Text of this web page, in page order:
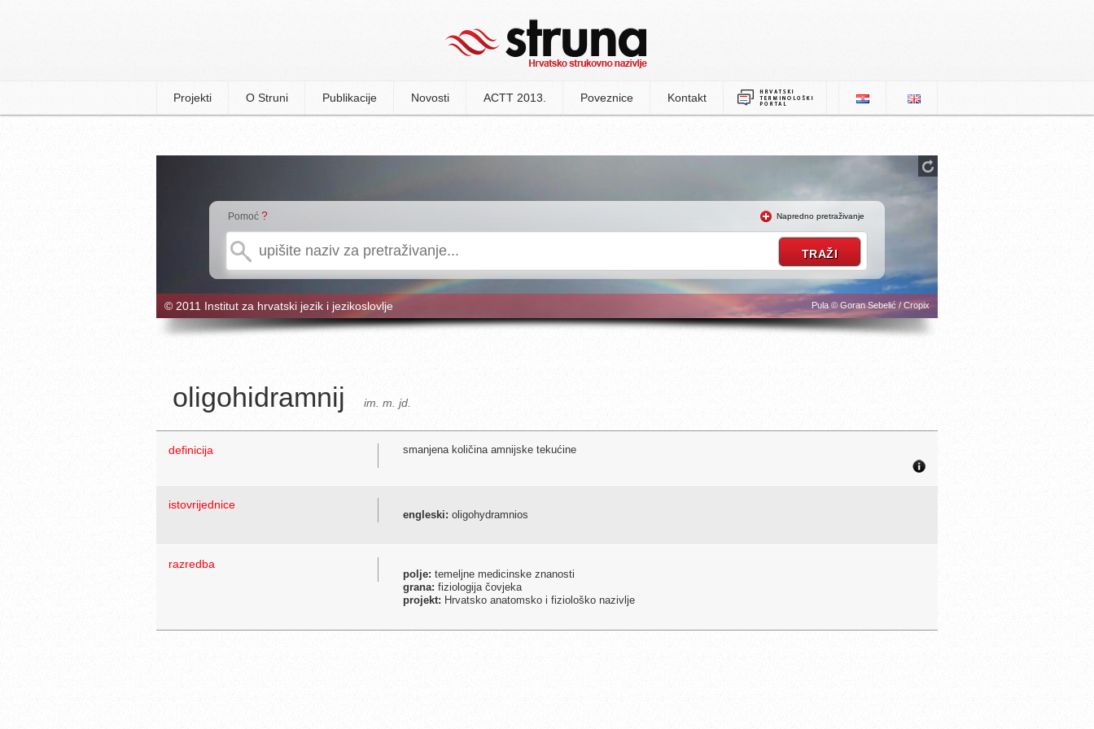
Projekti O Struni Publikacije Novosti ACTT 2013. Poveznice Kontakt
Pomoć ? Napredno pretraživanje
© 2011 Institut za hrvatski jezik i jezikoslovlje Pula © Goran Sebelić / Cropix
oligohidramnij im. m. jd.
definicija smanjena količina amnijske tekućine
istovrijednice
engleski: oligohydramnios
razredba
polje: temeljne medicinske znanosti
grana: fiziologija čovjeka
projekt: Hrvatsko anatomsko i fiziološko nazivlje